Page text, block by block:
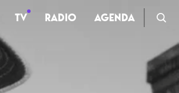
TV RADIO AGENDA